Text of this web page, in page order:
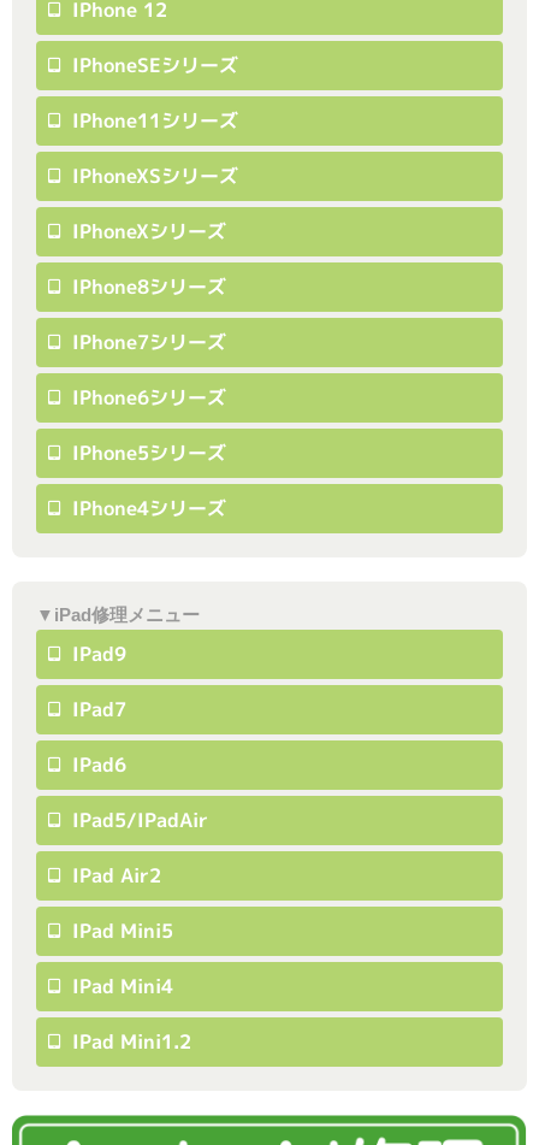
IPhone 12
IPhoneSEシリーズ
IPhone11シリーズ
IPhoneXSシリーズ
IPhoneXシリーズ
IPhone8シリーズ
IPhone7シリーズ
IPhone6シリーズ
IPhone5シリーズ
IPhone4シリーズ
▼iPad修理メニュー
IPad9
IPad7
IPad6
IPad5/iPadAir
IPad Air2
IPad Mini5
IPad Mini4
IPad Mini1.2